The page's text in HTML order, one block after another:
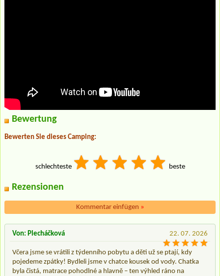
Bewertung
Bewerten Sie dieses Camping:
schlechteste beste
Rezensionen
Kommentar einfügen »
22. 07. 2026
Von: Plecháčková
Včera jsme se vrátili z týdenního pobytu a děti už se ptají, kdy
pojedeme zpátky! Bydleli jsme v chatce kousek od vody. Chatka
byla čistá, matrace pohodlné a hlavně – ten výhled ráno na